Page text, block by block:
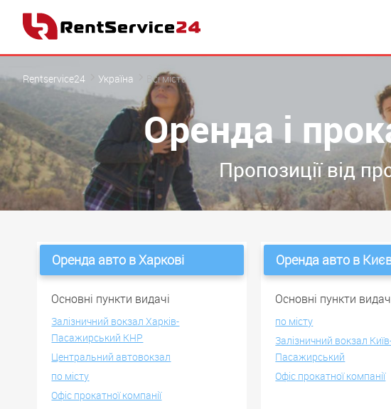
Rentservice24 Україна Всі міста
Оренда і
Пропозиції від
Оренда авто в Харкові
Основні пункти видачі
Залізничний вокзал Харків-
Пасажирський KHP
Центральний автовокзал
по місту
Офіс прокатної компанії
Оренда авто в
Основні пункти
по місту
Залізничний вокзал
Пасажирський
Офіс прокатної компанії